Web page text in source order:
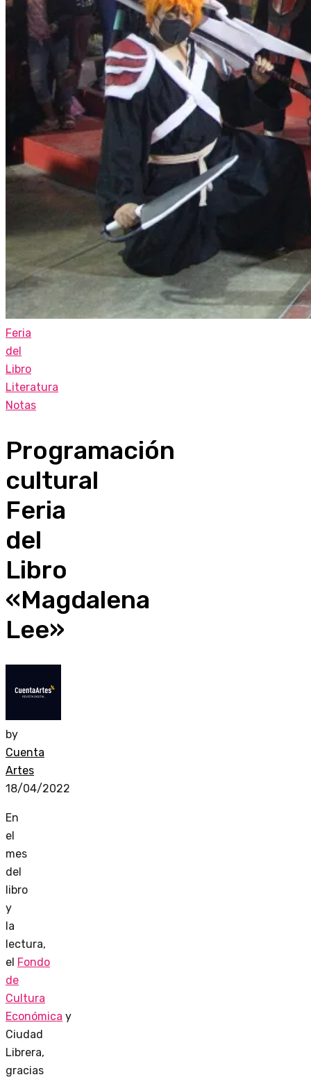
Feria
del
Libro
Literatura
Notas
Programación
cultural
Feria
del
Libro
«Magdalena
Lee»
by
Cuenta
Artes
18/04/2022
En
el
mes
del
libro
y
la
lectura,
el Fondo
de
Cultura
Económica y
Ciudad
Librera,
gracias